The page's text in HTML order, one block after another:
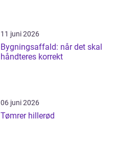
11 juni 2026
Bygningsaffald: når det skal
håndteres korrekt
06 juni 2026
Tømrer hillerød